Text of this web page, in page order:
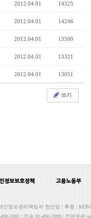
2012.04.01 14325
2012.04.01 14246
2012.04.01 13500
2012.04.01 13321
2012.04.01 13051
쓰기
정보관리책임자 한인임 | 후원 : KEB
2091 | 전송 02-490-2099 | 전자우편